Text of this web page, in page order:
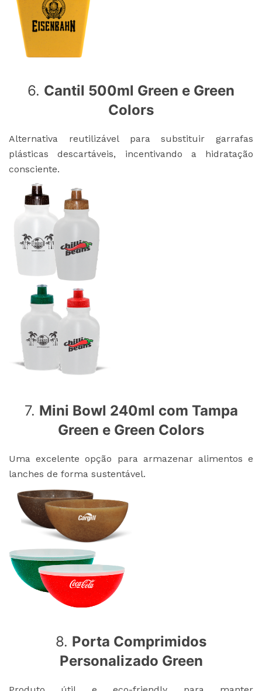
6. Cantil 500ml Green e Green
Colors
Alternativa reutilizável para substituir garrafas
plásticas descartáveis, incentivando a hidratação
consciente.
7. Mini Bowl 240ml com Tampa
Green e Green Colors
Uma excelente opção para armazenar alimentos e
lanches de forma sustentável.
8. Porta Comprimidos
Personalizado Green